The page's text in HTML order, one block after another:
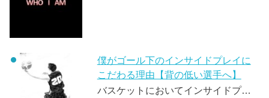
僕がゴール下のインサイドプレイに
こだわる理由【背の低い選手へ】
バスケットにおいてインサイドプ…